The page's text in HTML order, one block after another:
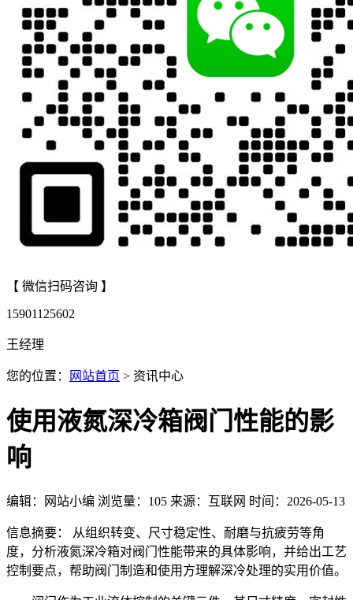
【 微信扫码咨询 】
15901125602
王经理
您的位置： 网站首页 > 资讯中心
使用液氮深冷箱阀门性能的影
响
编辑：网站小编 浏览量： 105 来源：互联网 时间：2026-05-13
信息摘要： 从组织转变、尺寸稳定性、耐磨与抗疲劳等角
度，分析液氮深冷箱对阀门性能带来的具体影响，并给出工艺
控制要点，帮助阀门制造和使用方理解深冷处理的实用价值。